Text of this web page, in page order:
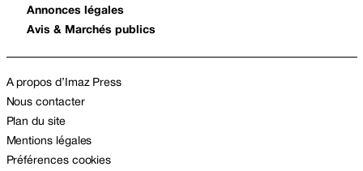
Annonces légales
Avis & Marchés publics
A propos d’Imaz Press
Nous contacter
Plan du site
Mentions légales
Préférences cookies